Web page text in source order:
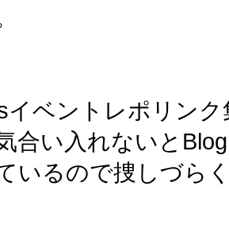
イベントレポリンク
合い入れないと
いるので捜しづら